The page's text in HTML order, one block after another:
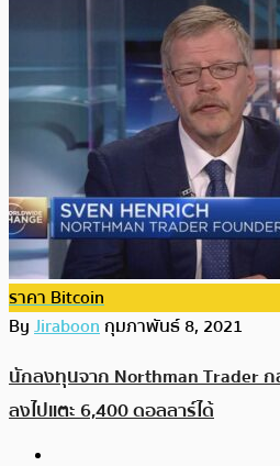
ราคา Bitcoin
ByJiraboonกุมภาพันธ์ 8, 2021
นักลงทุนจาก Northman Trader ก
ลงไปแตะ 6,400 ดอลลาร์ได้